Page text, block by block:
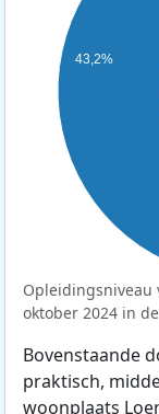
43,2%
Opleidingsniveau
oktober 2024 in
Bovenstaande
praktisch,
woonplaats